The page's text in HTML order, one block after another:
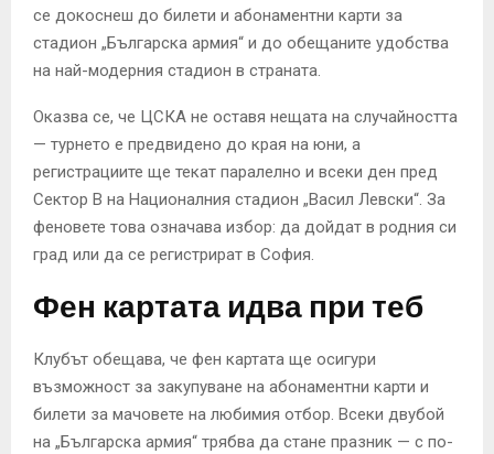
се докоснеш до билети и абонаментни карти за
стадион „Българска армия“ и до обещаните удобства
на най-модерния стадион в страната.
Оказва се, че ЦСКА не оставя нещата на случайността
— турнето е предвидено до края на юни, а
регистрациите ще текат паралелно и всеки ден пред
Сектор В на Националния стадион „Васил Левски“. За
феновете това означава избор: да дойдат в родния си
град или да се регистрират в София.
Фен картата идва при теб
Клубът обещава, че фен картата ще осигури
възможност за закупуване на абонаментни карти и
билети за мачовете на любимия отбор. Всеки двубой
на „Българска армия“ трябва да стане празник — с по-